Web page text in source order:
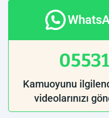
Kamuoyunu
videolarınızı